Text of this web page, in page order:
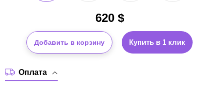
620$
Добавить в корзину Купить в 1 клик
Оплата